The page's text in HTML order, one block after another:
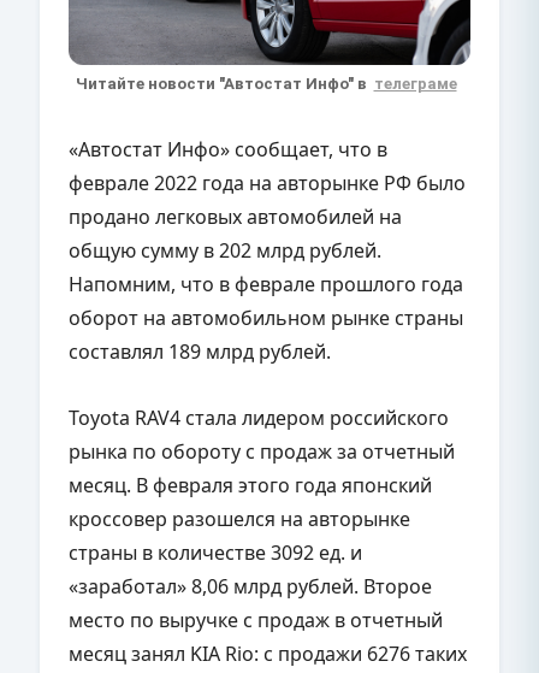
Читайте новости "Автостат Инфо" в телеграме
«Автостат Инфо» сообщает, что в
феврале 2022 года на авторынке РФ было
продано легковых автомобилей на
общую сумму в 202 млрд рублей.
Напомним, что в феврале прошлого года
оборот на автомобильном рынке страны
составлял 189 млрд рублей.
Toyota RAV4 стала лидером российского
рынка по обороту с продаж за отчетный
месяц. В февраля этого года японский
кроссовер разошелся на авторынке
страны в количестве 3092 ед. и
«заработал» 8,06 млрд рублей. Второе
место по выручке с продаж в отчетный
месяц занял KIA Rio: с продажи 6276 таких